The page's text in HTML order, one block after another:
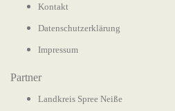
Kontakt
Datenschutzerklärung
Impressum
Partner
Landkreis Spree Neiße